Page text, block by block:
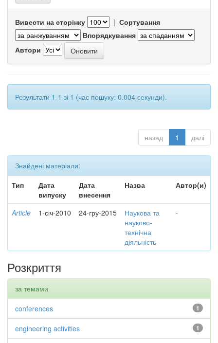
Вивести на сторінку | Сортування
Впорядкування
Автори
Результати 1-1 зі 1 (час пошуку: 0.004 секунди).
назад 1 далі
Знайдені матеріали:
Тип
Дата
випуску
Дата
внесення
Назва Автор(и)
Article 1-січ-2010 24-гру-2015
Наукова та
науково-
технічна
діяльність
-
Розкриття
за темами
1
conferences
1
engineering activities